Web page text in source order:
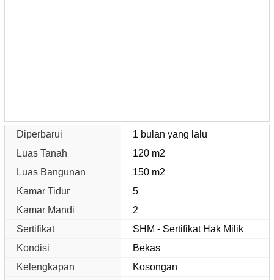
Diperbarui
1 bulan yang lalu
Luas Tanah
120 m2
Luas Bangunan
150 m2
Kamar Tidur
5
Kamar Mandi
2
Sertifikat
SHM - Sertifikat Hak Milik
Kondisi
Bekas
Kelengkapan
Kosongan